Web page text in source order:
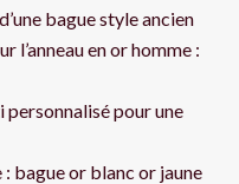
bague style ancien
l’anneau en or homme :
personnalisé pour une
bague or blanc or jaune